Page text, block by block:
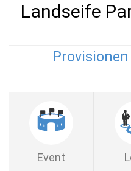
Landseife
Event